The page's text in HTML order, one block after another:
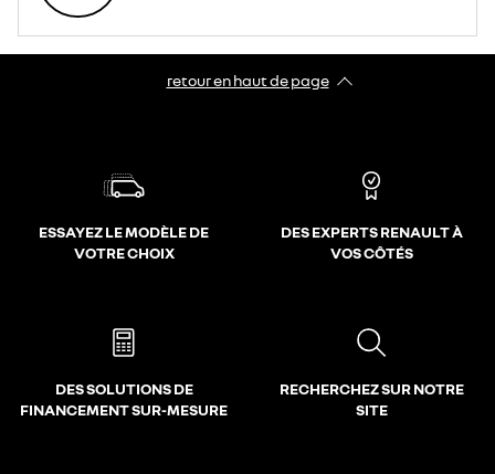
retour en haut de page​
ESSAYEZ LE MODÈLE DE
VOTRE CHOIX
DES EXPERTS RENAULT À
VOS CÔTÉS
DES SOLUTIONS DE
FINANCEMENT SUR-MESURE
RECHERCHEZ SUR NOTRE
SITE